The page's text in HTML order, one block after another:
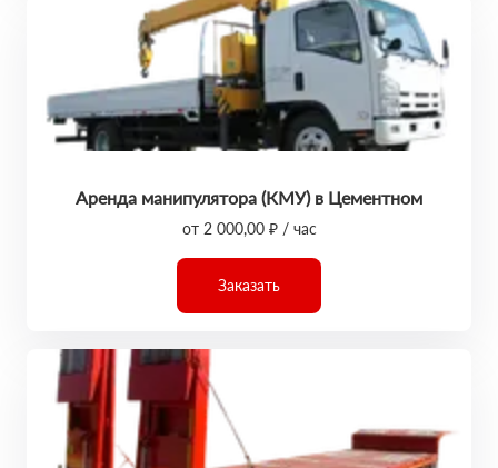
Аренда манипулятора (КМУ) в Цементном
от 2 000,00 ₽ / час
Заказать